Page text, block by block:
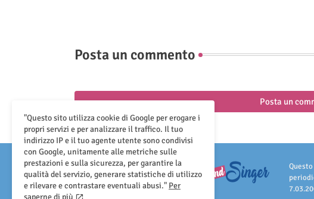
Posta un commento
Posta un
"Questo sito utilizza cookie di Google per erogare i
propri servizi e per analizzare il traffico. Il tuo
indirizzo IP e il tuo agente utente sono condivisi
con Google, unitamente alle metriche sulle
prestazioni e sulla sicurezza, per garantire la
qualità del servizio, generare statistiche di utilizzo
e rilevare e contrastare eventuali abusi." Per
saperne di più